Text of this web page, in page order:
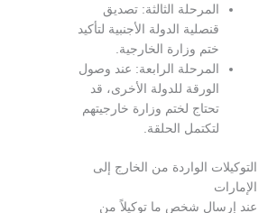
الثالثة: تصديق
الدولة الأجنبية لتأكيد
وزارة الخارجية.
الرابعة: عند وصول
للدولة الأخرى، قد
لختم وزارة خارجيتهم
الحلقة.
الواردة من الخارج إلى
شخص ما توكيلاً من